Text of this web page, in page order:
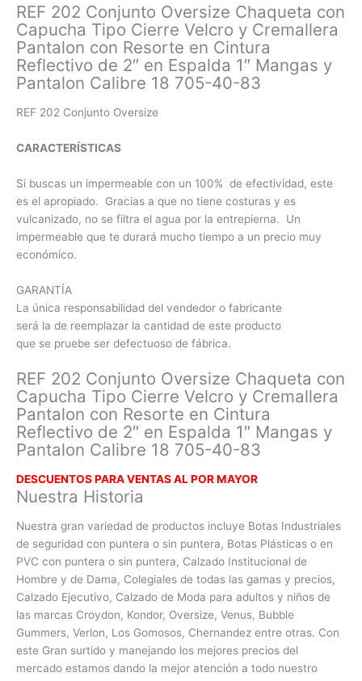
REF 202 Conjunto Oversize Chaqueta con
Capucha Tipo Cierre Velcro y Cremallera
Pantalon con Resorte en Cintura
Reflectivo de 2″ en Espalda 1″ Mangas y
Pantalon Calibre 18 705-40-83
REF 202 Conjunto Oversize
CARACTERÍSTICAS
Si buscas un impermeable con un 100% de efectividad, este
es el apropiado. Gracias a que no tiene costuras y es
vulcanizado, no se filtra el agua por la entrepierna. Un
impermeable que te durará mucho tiempo a un precio muy
económico.
GARANTÍA
La única responsabilidad del vendedor o fabricante
será la de reemplazar la cantidad de este producto
que se pruebe ser defectuoso de fábrica.
REF 202 Conjunto Oversize Chaqueta con
Capucha Tipo Cierre Velcro y Cremallera
Pantalon con Resorte en Cintura
Reflectivo de 2″ en Espalda 1″ Mangas y
Pantalon Calibre 18 705-40-83
DESCUENTOS PARA VENTAS AL POR MAYOR
Nuestra Historia
Nuestra gran variedad de productos incluye Botas Industriales
de seguridad con puntera o sin puntera, Botas Plásticas o en
PVC con puntera o sin puntera, Calzado Institucional de
Hombre y de Dama, Colegiales de todas las gamas y precios,
Calzado Ejecutivo, Calzado de Moda para adultos y niños de
las marcas Croydon, Kondor, Oversize, Venus, Bubble
Gummers, Verlon, Los Gomosos, Chernandez entre otras. Con
este Gran surtido y manejando los mejores precios del
mercado estamos dando la mejor atención a todo nuestro